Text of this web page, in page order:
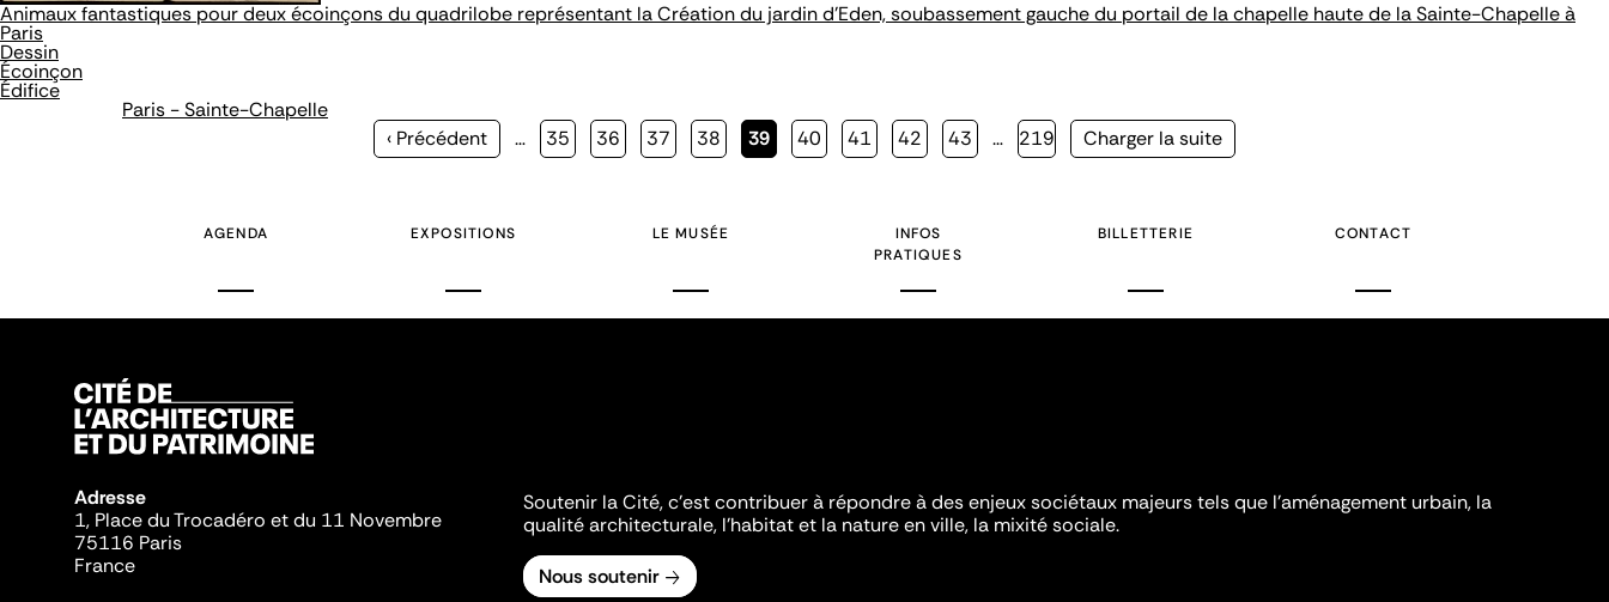
Animaux fantastiques pour deux écoinçons du quadrilobe représentant la Création du jardin d'Eden, soubassement gauche du portail de la chapelle haute de la Sainte-Chapelle à
Paris
Dessin
Écoinçon
Édifice
Paris - Sainte-Chapelle
Page
‹ Précédent … Page
35 Page
36 Page
37 Page
38
Page
39 Page
40 Page
41 Page
42 Page
43 … Page
219
Page
Charger la suite
AGENDA EXPOSITIONS LE MUSÉE
INFOS
PRATIQUES
BILLETTERIE CONTACT
Adresse
1, Place du Trocadéro et du 11 Novembre
75116 Paris
France
Soutenir la Cité, c'est contribuer à répondre à des enjeux sociétaux majeurs tels que l'aménagement urbain, la
qualité architecturale, l'habitat et la nature en ville, la mixité sociale.
Nous soutenir